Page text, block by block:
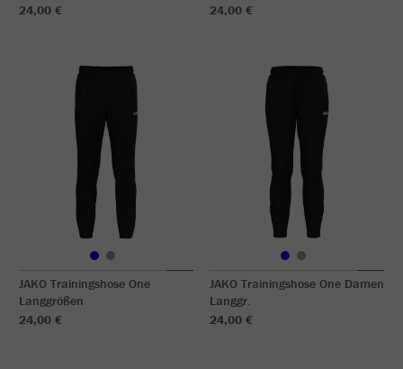
24,00 €
24,00 €
JAKO Trainingshose One
Langgrößen
24,00 €
JAKO Trainingshose One Damen
Langgr.
24,00 €